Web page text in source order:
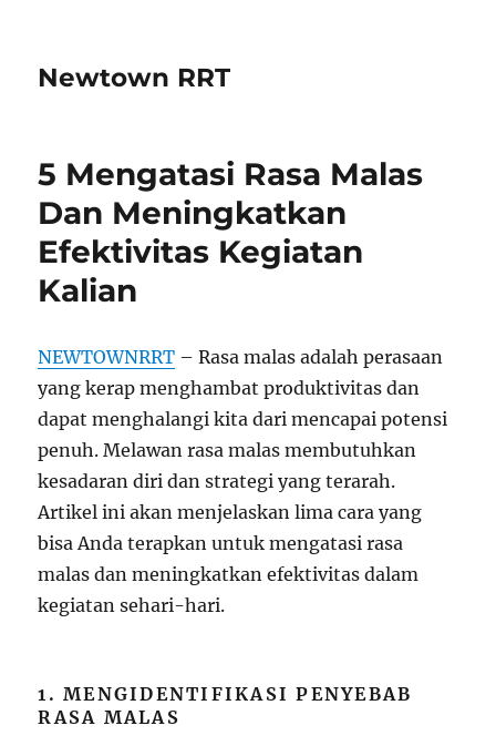
Newtown RRT
5 Mengatasi Rasa Malas
Dan Meningkatkan
Efektivitas Kegiatan
Kalian
NEWTOWNRRT – Rasa malas adalah perasaan
yang kerap menghambat produktivitas dan
dapat menghalangi kita dari mencapai potensi
penuh. Melawan rasa malas membutuhkan
kesadaran diri dan strategi yang terarah.
Artikel ini akan menjelaskan lima cara yang
bisa Anda terapkan untuk mengatasi rasa
malas dan meningkatkan efektivitas dalam
kegiatan sehari-hari.
1. MENGIDENTIFIKASI PENYEBAB
RASA MALAS